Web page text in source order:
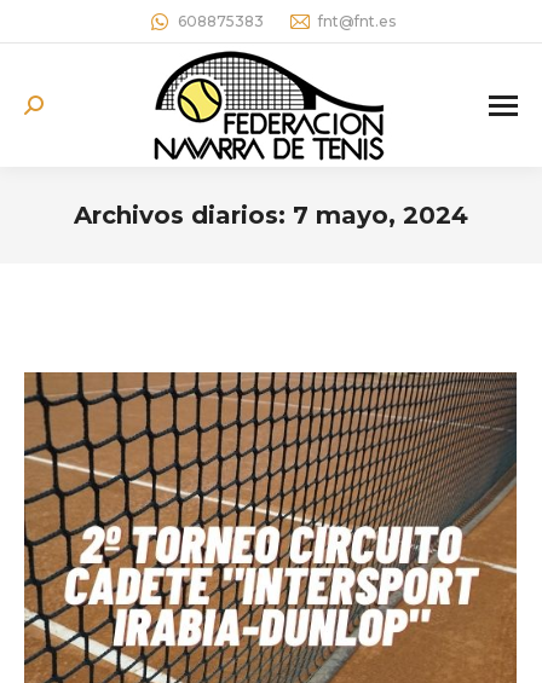
608875383 fnt@fnt.es
Buscar:
Archivos diarios: 7 mayo, 2024